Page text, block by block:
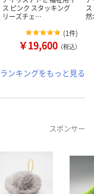
ス ピンク スタッキング
リーズチェ…
(1件)
￥19,600 （税込）
ランキングをもっと見る
スポンサー